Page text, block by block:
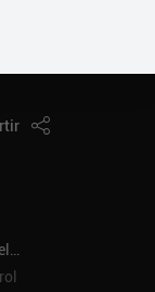
Octane100: Premium Roguelike